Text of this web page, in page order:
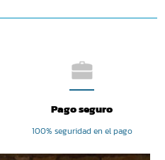
Pago seguro
100% seguridad en el pago